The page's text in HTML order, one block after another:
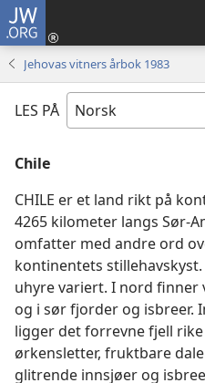
JW.ORG
Jehovas vitners årbok 1983
LES PÅ
Chile
CHILE er et land rikt på
4265 kilometer langs Sør-
omfatter med andre ord
kontinentets
uhyre variert. I nord
og i sør fjorder og isbreer.
ligger det forrevne fjell
ørkensletter, fruktbare
glitrende innsjøer og